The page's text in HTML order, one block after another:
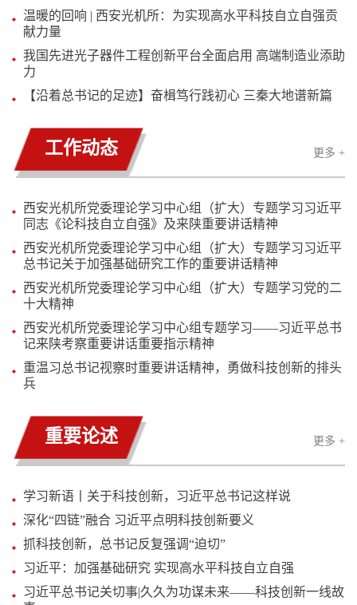
温暖的回响 | 西安光机所：为实现高水平科技自立自强贡
献力量
我国先进光子器件工程创新平台全面启用 高端制造业添助
力
【沿着总书记的足迹】奋楫笃行践初心 三秦大地谱新篇
工作动态 更多 +
西安光机所党委理论学习中心组（扩大）专题学习习近平
同志《论科技自立自强》及来陕重要讲话精神
西安光机所党委理论学习中心组（扩大）专题学习习近平
总书记关于加强基础研究工作的重要讲话精神
西安光机所党委理论学习中心组（扩大）专题学习党的二
十大精神
西安光机所党委理论学习中心组专题学习——习近平总书
记来陕考察重要讲话重要指示精神
重温习总书记视察时重要讲话精神，勇做科技创新的排头
兵
重要论述 更多 +
学习新语丨关于科技创新，习近平总书记这样说
深化“四链”融合 习近平点明科技创新要义
抓科技创新，总书记反复强调“迫切”
习近平：加强基础研究 实现高水平科技自立自强
习近平总书记关切事|久久为功谋未来——科技创新一线故